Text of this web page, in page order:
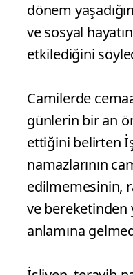
dönem
ve sosyal
etkilediğini
Camilerde
günlerin bir an
ettiğini belirten
namazlarının
edilmemesinin,
ve bereketinden
anlamına